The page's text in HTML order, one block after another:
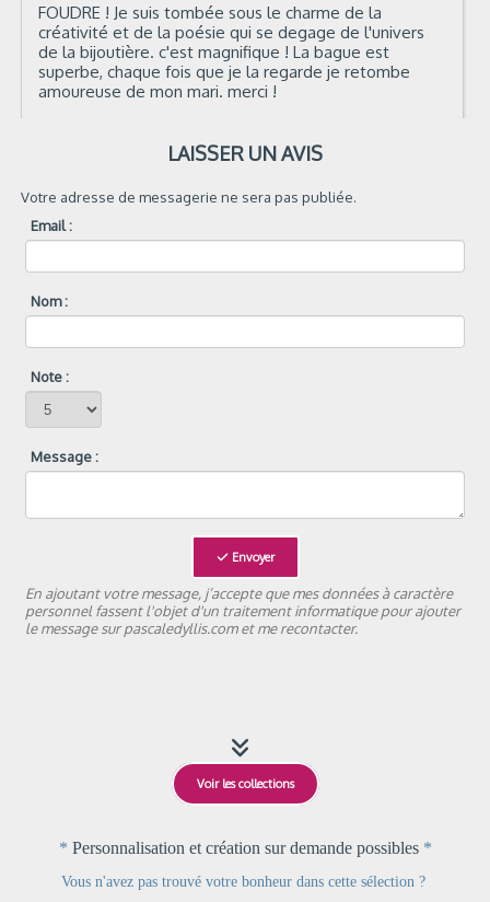
FOUDRE ! Je suis tombée sous le charme de la
créativité et de la poésie qui se degage de l'univers
de la bijoutière. c'est magnifique ! La bague est
superbe, chaque fois que je la regarde je retombe
amoureuse de mon mari. merci !
LAISSER UN AVIS
Votre adresse de messagerie ne sera pas publiée.
Email :
Nom :
Note :
Message :
Envoyer
En ajoutant votre message, j’accepte que mes données à caractère
personnel fassent l'objet d'un traitement informatique pour ajouter
le message sur pascaledyllis.com et me recontacter.

Voir les collections
* Personnalisation et création sur demande possibles *
Vous n'avez pas trouvé votre bonheur dans cette sélection ?